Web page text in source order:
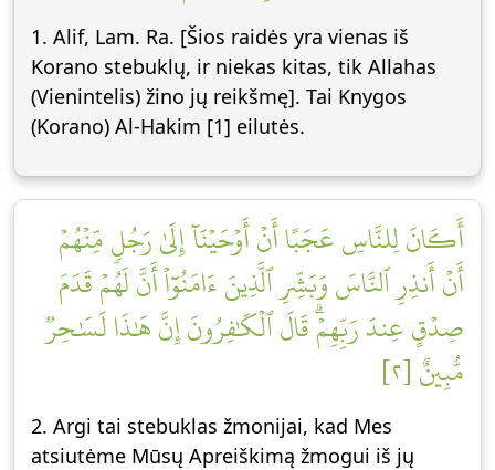
1. Alif, Lam. Ra. [Šios raidės yra vienas iš
Korano stebuklų, ir niekas kitas, tik Allahas
(Vienintelis) žino jų reikšmę]. Tai Knygos
(Korano) Al-Hakim [1] eilutės.
أَكَانَ لِلنَّاسِ عَجَبًا أَنۡ أَوۡحَيۡنَآ إِلَىٰ رَجُلٖ مِّنۡهُمۡ
أَنۡ أَنذِرِ ٱلنَّاسَ وَبَشِّرِ ٱلَّذِينَ ءَامَنُوٓاْ أَنَّ لَهُمۡ قَدَمَ
صِدۡقٍ عِندَ رَبِّهِمۡۗ قَالَ ٱلۡكَٰفِرُونَ إِنَّ هَٰذَا لَسَٰحِرٞ
مُّبِينٌ [٢]
2. Argi tai stebuklas žmonijai, kad Mes
atsiutėme Mūsų Apreiškimą žmogui iš jų